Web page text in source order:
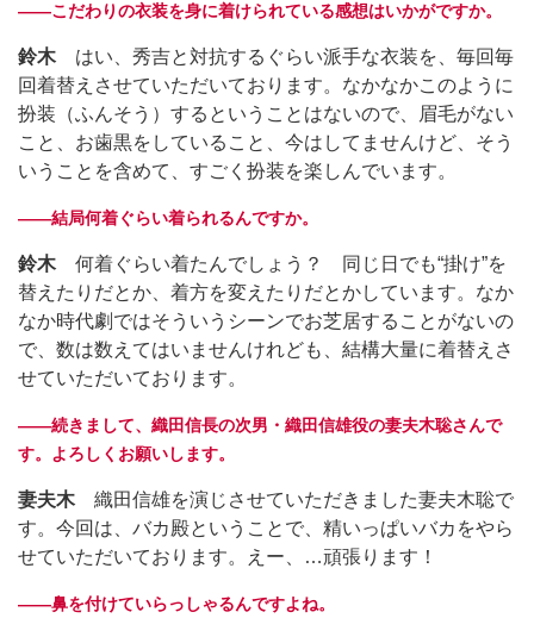
――こだわりの衣装を身に着けられている感想はいかがですか。
鈴木 はい、秀吉と対抗するぐらい派手な衣装を、毎回毎
回着替えさせていただいております。なかなかこのように
扮装（ふんそう）するということはないので、眉毛がない
こと、お歯黒をしていること、今はしてませんけど、そう
いうことを含めて、すごく扮装を楽しんでいます。
――結局何着ぐらい着られるんですか。
鈴木 何着ぐらい着たんでしょう？ 同じ日でも“掛け”を
替えたりだとか、着方を変えたりだとかしています。なか
なか時代劇ではそういうシーンでお芝居することがないの
で、数は数えてはいませんけれども、結構大量に着替えさ
せていただいております。
――続きまして、織田信長の次男・織田信雄役の妻夫木聡さんで
す。よろしくお願いします。
妻夫木 織田信雄を演じさせていただきました妻夫木聡で
す。今回は、バカ殿ということで、精いっぱいバカをやら
せていただいております。えー、…頑張ります！
――鼻を付けていらっしゃるんですよね。